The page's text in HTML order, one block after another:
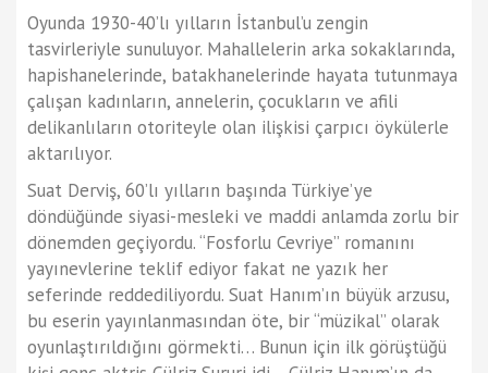
Oyunda 1930-40’lı yılların İstanbul’u zengin
tasvirleriyle sunuluyor. Mahallelerin arka sokaklarında,
hapishanelerinde, batakhanelerinde hayata tutunmaya
çalışan kadınların, annelerin, çocukların ve afili
delikanlıların otoriteyle olan ilişkisi çarpıcı öykülerle
aktarılıyor.
Suat Derviş, 60’lı yılların başında Türkiye’ye
döndüğünde siyasi-mesleki ve maddi anlamda zorlu bir
dönemden geçiyordu. “Fosforlu Cevriye” romanını
yayınevlerine teklif ediyor fakat ne yazık her
seferinde reddediliyordu. Suat Hanım’ın büyük arzusu,
bu eserin yayınlanmasından öte, bir “müzikal” olarak
oyunlaştırıldığını görmekti… Bunun için ilk görüştüğü